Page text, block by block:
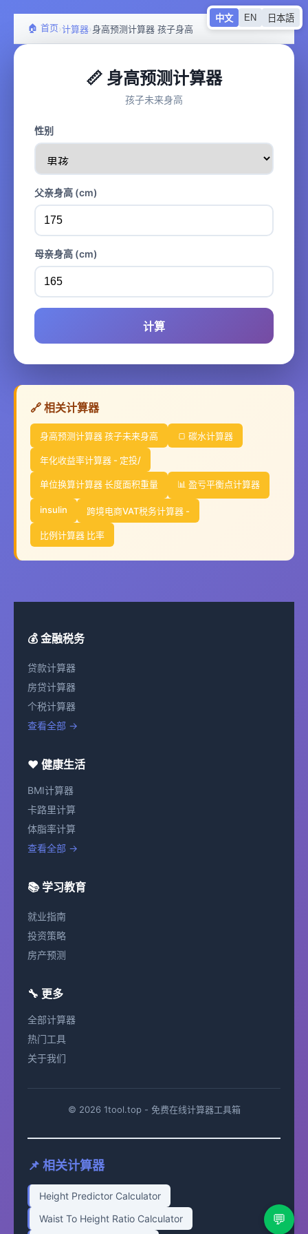
🏠 首页›计算器›身高预测计算器 孩子身高
中文 EN 日本語
📏 身高预测计算器
孩子未来身高
性别
父亲身高 (cm)
母亲身高 (cm)
计算
💬
🔗 相关计算器
身高预测计算器 孩子未来身高 🍞 碳水计算器
年化收益率计算器 - 定投/
单位换算计算器 长度面积重量 📊 盈亏平衡点计算器
insulin 跨境电商VAT税务计算器 -
比例计算器 比率
💰 金融税务
贷款计算器
房贷计算器
个税计算器
查看全部 →
❤️ 健康生活
BMI计算器
卡路里计算
体脂率计算
查看全部 →
📚 学习教育
就业指南
投资策略
房产预测
🔧 更多
全部计算器
热门工具
关于我们
© 2026 1tool.top - 免费在线计算器工具箱
📌 相关计算器
Height Predictor Calculator
Waist To Height Ratio Calculator